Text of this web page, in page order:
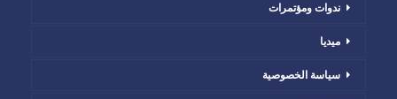
ندوات ومؤتمرات
ميديا
سياسة الخصوصية